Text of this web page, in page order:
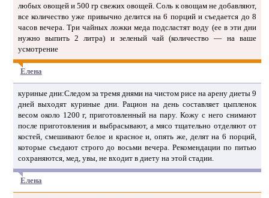
любых овощей и 500 гр свежих овощей. Соль к овощам не добавляют,
все количество уже привычно делится на 6 порций и съедается до 8
часов вечера. Три чайных ложки меда подсластят воду (ее в эти дни
нужно выпить 2 литра) и зеленый чай (количество — на ваше
усмотрение
Елена
куриные дни:Следом за тремя днями на чистом рисе на арену диеты 9
дней выходят куриные дни. Рацион на день составляет цыпленок
весом около 1200 г, приготовленный на пару. Кожу с него снимают
после приготовления и выбрасывают, а мясо тщательно отделяют от
костей, смешивают белое и красное и, опять же, делят на 6 порций,
которые съедают строго до восьми вечера. Рекомендации по питью
сохраняются, мед, увы, не входит в диету на этой стадии.
Елена